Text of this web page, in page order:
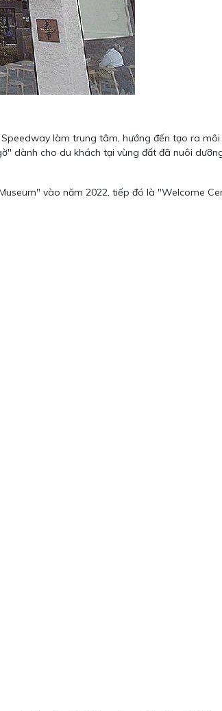
làm trung tâm, hướng đến tạo ra
dành cho du khách tại vùng đất đã nuôi
vào năm 2022, tiếp đó là "Welcome